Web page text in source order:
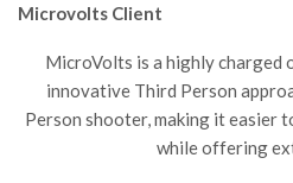
Microvolts Client
MicroVolts is a highly
innovative Third Person
Person shooter, making it easier
while offering